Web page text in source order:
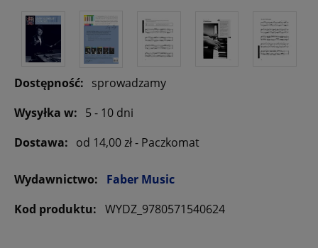
Dostępność: sprowadzamy
Wysyłka w: 5 - 10 dni
Dostawa: od 14,00 zł- Paczkomat
Wydawnictwo:
Faber Music
Kod produktu: WYDZ_9780571540624